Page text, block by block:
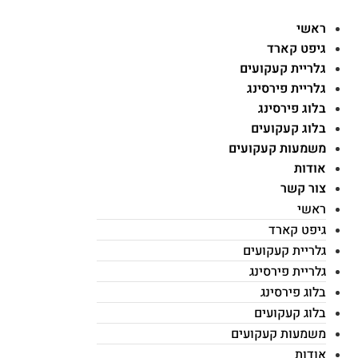
ראשי
גיפט קארד
גלריית קעקועים
גלריית פירסינג
בלוג פירסינג
בלוג קעקועים
משמעות קעקועים
אודות
צור קשר
ראשי
גיפט קארד
גלריית קעקועים
גלריית פירסינג
בלוג פירסינג
בלוג קעקועים
משמעות קעקועים